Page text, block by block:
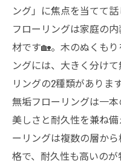
ング」に焦点を当てて話
フローリングは家庭の
材です🏡。木のぬくも
ングには、大きく分け
リングの2種類がありま
無垢フローリングは一
美しさと耐久性を兼ね
ーリングは複数の層か
格で、耐久性も高いのが